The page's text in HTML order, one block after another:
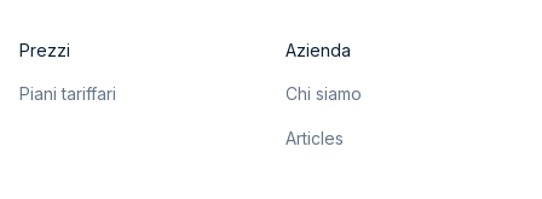
Prezzi
Piani tariffari
Azienda
Chi siamo
Articles